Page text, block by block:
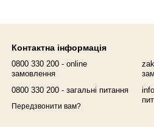
Контактна інформація
0800 330 200 - online
замовлення
0800 330 200 - загальні питання
Передзвонити вам?